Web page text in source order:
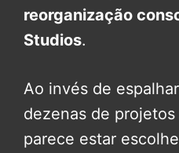
reorganização
Studios.
Ao invés de
dezenas de
parece estar